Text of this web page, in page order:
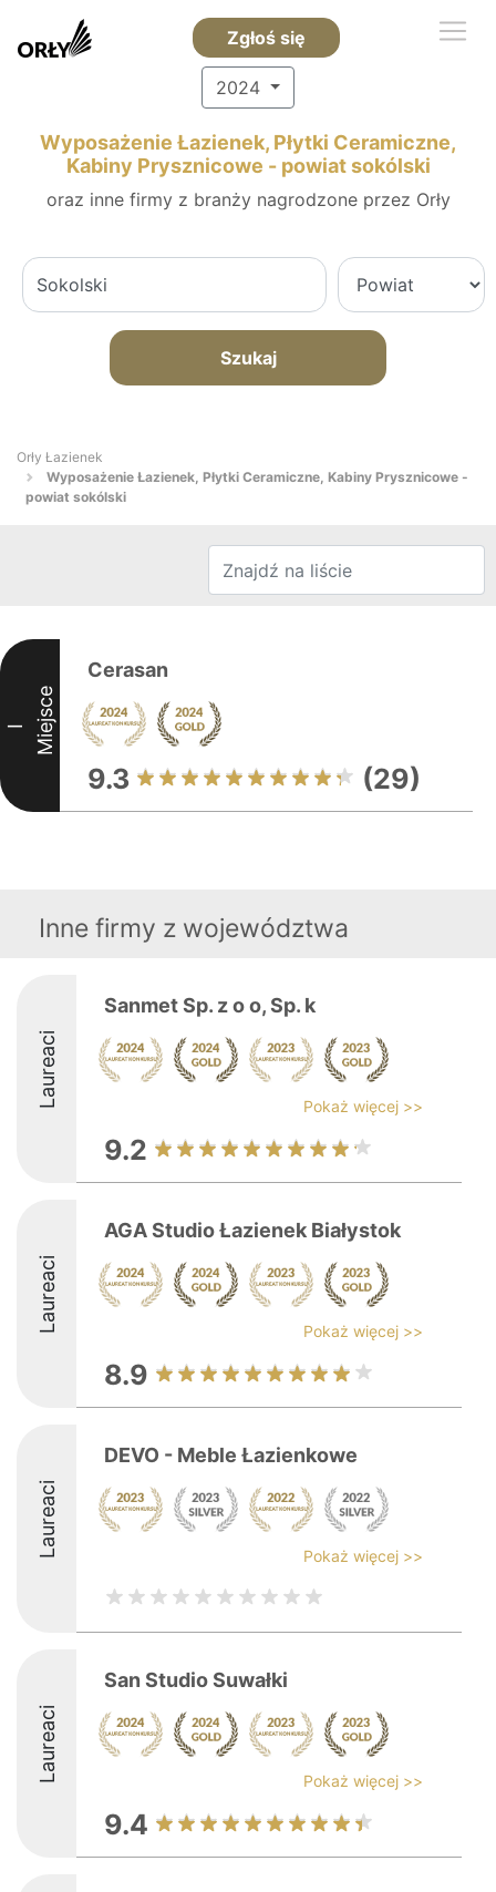
Zgłoś się
2024
Wyposażenie Łazienek, Płytki Ceramiczne,
Kabiny Prysznicowe - powiat sokólski
oraz inne firmy z branży nagrodzone przez Orły
Szukaj
Orły Łazienek
Wyposażenie Łazienek, Płytki Ceramiczne, Kabiny Prysznicowe -
powiat sokólski
I Miejsce
Cerasan
9.3 (29)
Inne firmy z województwa
Laureaci
Sanmet Sp. z o o, Sp. k
Pokaż więcej >>
9.2
Laureaci
AGA Studio Łazienek Białystok
Pokaż więcej >>
8.9
Laureaci
DEVO - Meble Łazienkowe
Pokaż więcej >>
Laureaci
San Studio Suwałki
Pokaż więcej >>
9.4